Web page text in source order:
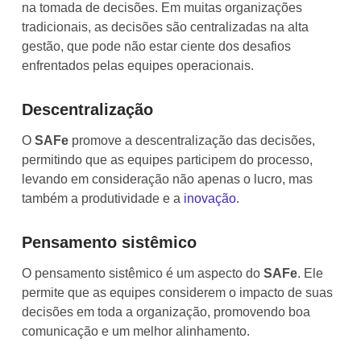
na tomada de decisões. Em muitas organizações
tradicionais, as decisões são centralizadas na alta
gestão, que pode não estar ciente dos desafios
enfrentados pelas equipes operacionais.
Descentralização
O SAFe promove a descentralização das decisões,
permitindo que as equipes participem do processo,
levando em consideração não apenas o lucro, mas
também a produtividade e a inovação.
Pensamento sistêmico
O pensamento sistêmico é um aspecto do SAFe. Ele
permite que as equipes considerem o impacto de suas
decisões em toda a organização, promovendo boa
comunicação e um melhor alinhamento.